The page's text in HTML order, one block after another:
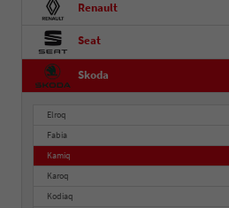
Renault
Seat
Skoda
Elroq
Fabia
Kamiq
Karoq
Kodiaq